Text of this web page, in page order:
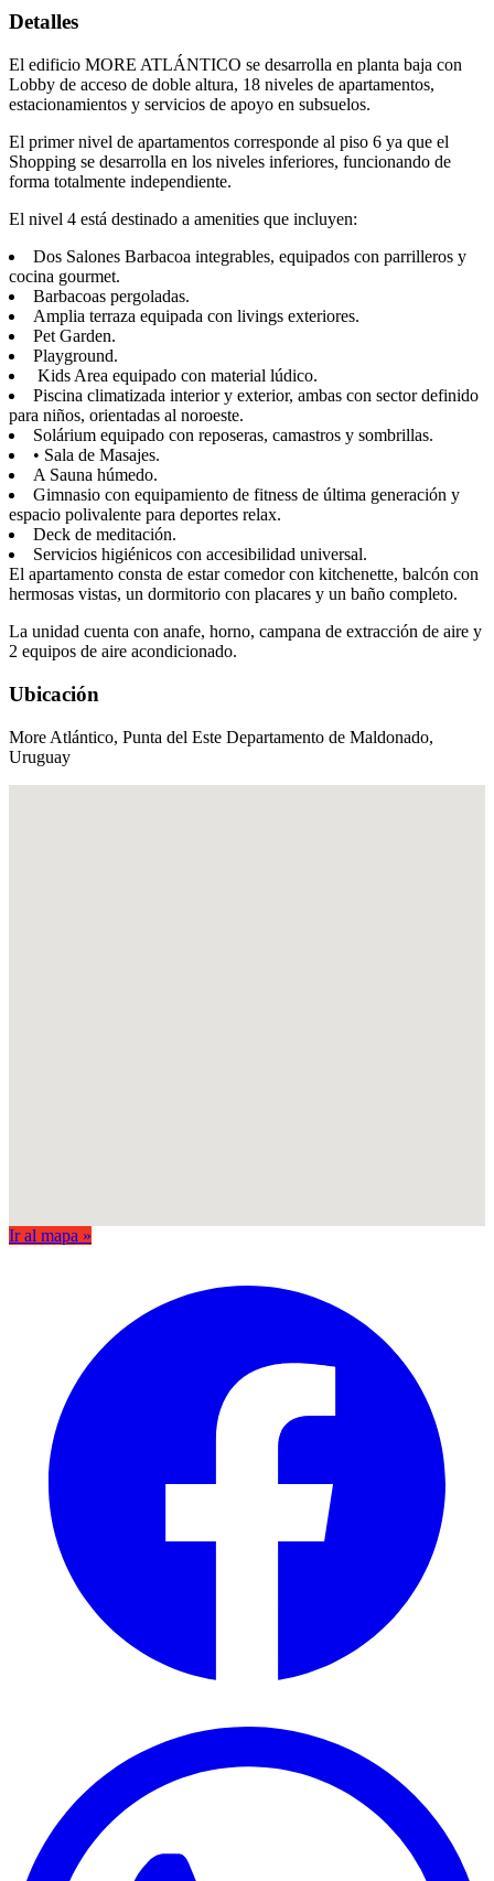
Detalles
El edificio MORE ATLÁNTICO se desarrolla en planta baja con
Lobby de acceso de doble altura, 18 niveles de apartamentos,
estacionamientos y servicios de apoyo en subsuelos.
El primer nivel de apartamentos corresponde al piso 6 ya que el
Shopping se desarrolla en los niveles inferiores, funcionando de
forma totalmente independiente.
El nivel 4 está destinado a amenities que incluyen:
Dos Salones Barbacoa integrables, equipados con parrilleros y
cocina gourmet.
Barbacoas pergoladas.
Amplia terraza equipada con livings exteriores.
Pet Garden.
Playground.
Kids Area equipado con material lúdico.
Piscina climatizada interior y exterior, ambas con sector definido
para niños, orientadas al noroeste.
Solárium equipado con reposeras, camastros y sombrillas.
• Sala de Masajes.
A Sauna húmedo.
Gimnasio con equipamiento de fitness de última generación y
espacio polivalente para deportes relax.
Deck de meditación.
Servicios higiénicos con accesibilidad universal.
El apartamento consta de estar comedor con kitchenette, balcón con
hermosas vistas, un dormitorio con placares y un baño completo.
La unidad cuenta con anafe, horno, campana de extracción de aire y
2 equipos de aire acondicionado.
Ubicación
More Atlántico, Punta del Este Departamento de Maldonado,
Uruguay
Ir al mapa »